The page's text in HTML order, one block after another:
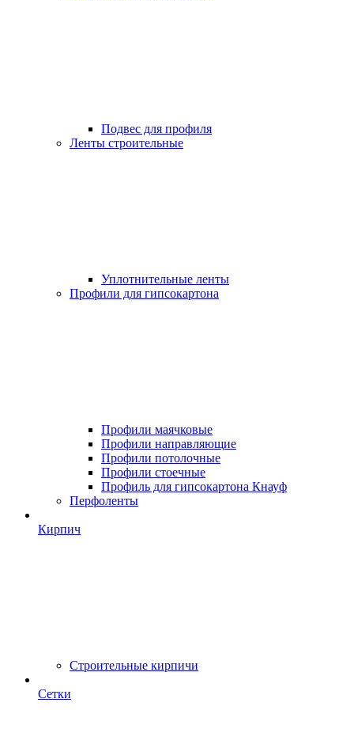
Подвес для профиля
Ленты строительные
Уплотнительные ленты
Профили для гипсокартона
Профили маячковые
Профили направляющие
Профили потолочные
Профили стоечные
Профиль для гипсокартона Кнауф
Перфоленты
Кирпич
Строительные кирпичи
Сетки